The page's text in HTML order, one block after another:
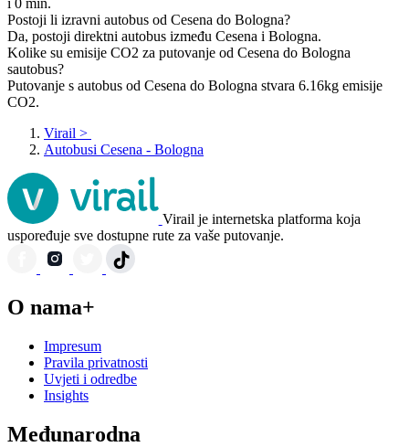
Postoji li izravni autobus od Cesena do Bologna?
Da, postoji direktni autobus između Cesena i Bologna.
Kolike su emisije CO2 za putovanje od Cesena do Bologna
sautobus?
Putovanje s autobus od Cesena do Bologna stvara 6.16kg emisije
CO2.
Virail >
Autobusi Cesena - Bologna
Virail je internetska platforma koja
uspoređuje sve dostupne rute za vaše putovanje.
O nama+
Impresum
Pravila privatnosti
Uvjeti i odredbe
Insights
Međunarodna